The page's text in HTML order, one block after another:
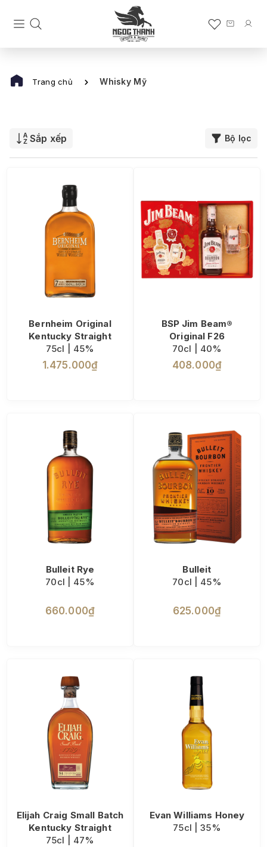
Trang chủ Whisky Mỹ
Sắp xếp Bộ lọc
Bernheim Original
Kentucky Straight
75cl | 45%
1.475.000₫
BSP Jim Beam®
Original F26
70cl | 40%
408.000₫
Bulleit Rye
70cl | 45%
660.000₫
Bulleit
70cl | 45%
625.000₫
Elijah Craig Small Batch
Kentucky Straight
75cl | 47%
Evan Williams Honey
75cl | 35%